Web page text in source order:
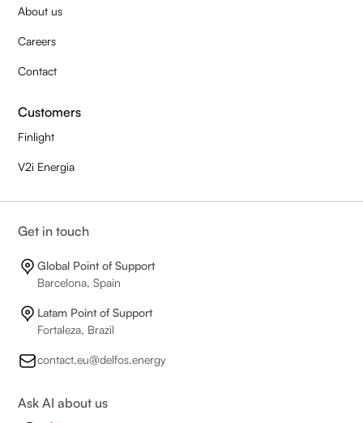
About us
Careers
Contact
Customers
Finlight
V2i Energia
Get in touch
Global Point of Support
Barcelona, Spain
Latam Point of Support
Fortaleza, Brazil
contact.eu@delfos.energy
Ask AI about us